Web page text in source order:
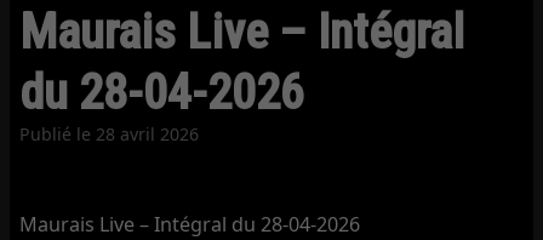
Maurais Live – Intégral
du 28-04-2026
Publié le 28 avril 2026
Maurais Live – Intégral du 28-04-2026